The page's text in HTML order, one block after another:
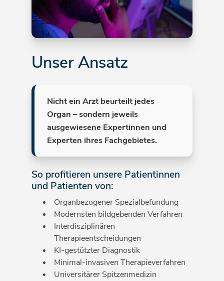
Unser Ansatz
Nicht ein Arzt beurteilt jedes
Organ – sondern jeweils
ausgewiesene Expertinnen und
Experten ihres Fachgebietes.
So profitieren unsere Patientinnen
und Patienten von:
Organbezogener Spezialbefundung
Modernsten bildgebenden Verfahren
Interdisziplinären
Therapieentscheidungen
KI-gestützter Diagnostik
Minimal-invasiven Therapieverfahren
Universitärer Spitzenmedizin